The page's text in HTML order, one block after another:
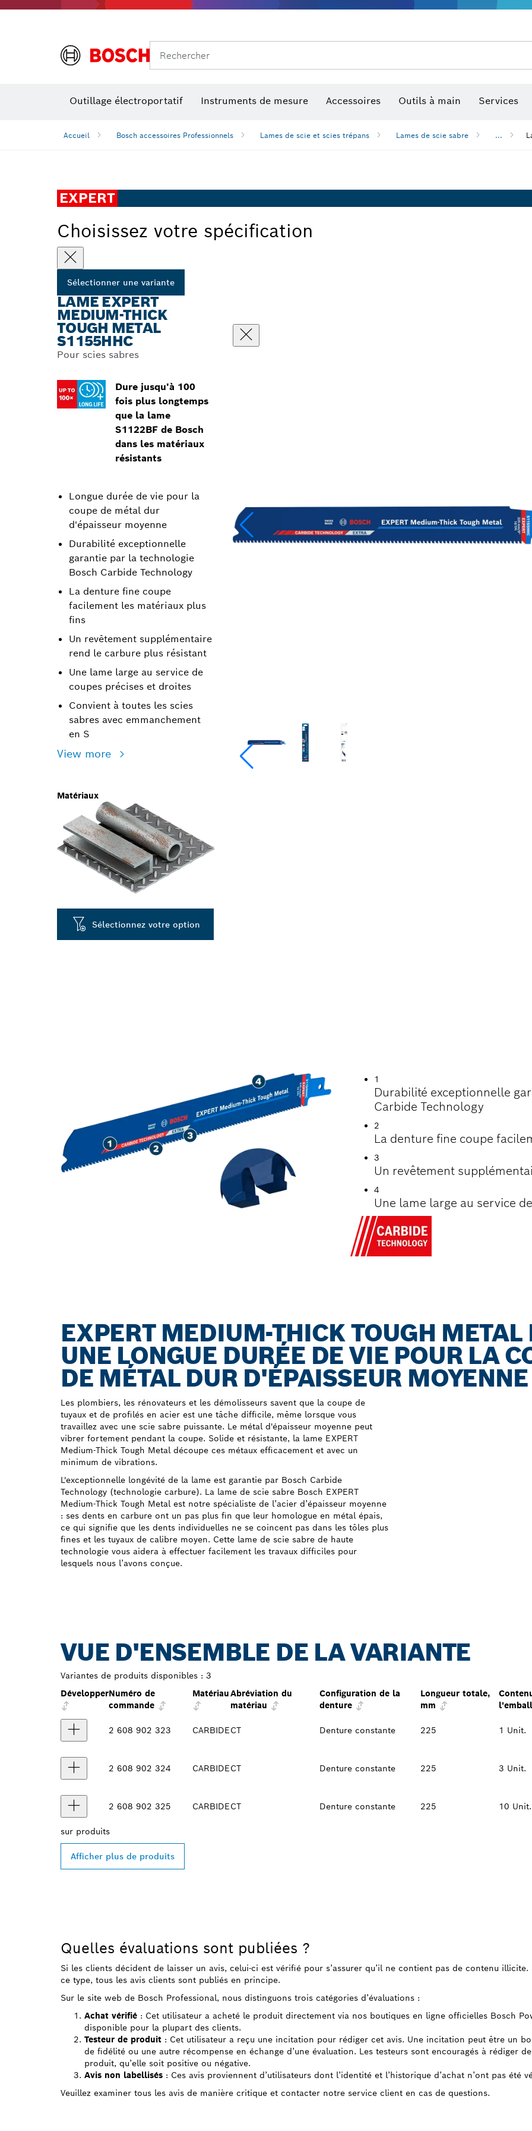
Rechercher
Outillage électroportatif Instruments de mesure Accessoires Outils à main Services
Accueil Bosch accessoires Professionnels Lames de scie et scies trépans Lames de scie sabre ...
EXPERT
Choisissez votre spécification
Sélectionner une variante
LAME EXPERT
MEDIUM-THICK
TOUGH METAL
S1155HHC
Pour scies sabres
Dure jusqu'à 100
fois plus longtemps
que la lame
S1122BF de Bosch
dans les matériaux
résistants
Longue durée de vie pour la
coupe de métal dur
d'épaisseur moyenne
Durabilité exceptionnelle
garantie par la technologie
Bosch Carbide Technology
La denture fine coupe
facilement les matériaux plus
fins
Un revêtement supplémentaire
rend le carbure plus résistant
Une lame large au service de
coupes précises et droites
Convient à toutes les scies
sabres avec emmanchement
en S
View more
Matériaux
Sélectionnez votre option
1
Durabilité exceptionnelle
Carbide Technology
2
La denture fine coupe
3
Un revêtement
4
Une lame large au service
EXPERT MEDIUM-THICK TOUGH METAL
UNE LONGUE DURÉE DE VIE POUR LA
DE MÉTAL DUR D'ÉPAISSEUR MOYENNE
Les plombiers, les rénovateurs et les démolisseurs savent que la coupe de
tuyaux et de profilés en acier est une tâche difficile, même lorsque vous
travaillez avec une scie sabre puissante. Le métal d'épaisseur moyenne peut
vibrer fortement pendant la coupe. Solide et résistante, la lame EXPERT
Medium-Thick Tough Metal découpe ces métaux efficacement et avec un
minimum de vibrations.
L'exceptionnelle longévité de la lame est garantie par Bosch Carbide
Technology (technologie carbure). La lame de scie sabre Bosch EXPERT
Medium-Thick Tough Metal est notre spécialiste de l’acier d’épaisseur moyenne
: ses dents en carbure ont un pas plus fin que leur homologue en métal épais,
ce qui signifie que les dents individuelles ne se coincent pas dans les tôles plus
fines et les tuyaux de calibre moyen. Cette lame de scie sabre de haute
technologie vous aidera à effectuer facilement les travaux difficiles pour
lesquels nous l’avons conçue.
VUE D'ENSEMBLE DE LA VARIANTE
Variantes de produits disponibles : 3
DévelopperNuméro de
commande
MatériauAbréviation du
matériau
Configuration de la
denture
Longueur totale,
mm
2 608 902 323 CARBIDECT Denture constante 225 1 Unit.
2 608 902 324 CARBIDECT Denture constante 225 3 Unit.
2 608 902 325 CARBIDECT Denture constante 225 10 Unit.
sur produits
Afficher plus de produits
Quelles évaluations sont publiées ?
Si les clients décident de laisser un avis, celui-ci est vérifié pour s’assurer qu’il ne contient pas de contenu
ce type, tous les avis clients sont publiés en principe.
Sur le site web de Bosch Professional, nous distinguons trois catégories d’évaluations :
Achat vérifié : Cet utilisateur a acheté le produit directement via nos boutiques en ligne officielles Bosch
disponible pour la plupart des clients.
Testeur de produit : Cet utilisateur a reçu une incitation pour rédiger cet avis. Une incitation peut être un
de fidélité ou une autre récompense en échange d’une évaluation. Les testeurs sont encouragés à rédiger
produit, qu’elle soit positive ou négative.
Avis non labellisés : Ces avis proviennent d’utilisateurs dont l’identité et l’historique d’achat n’ont pas été
Veuillez examiner tous les avis de manière critique et contacter notre service client en cas de questions.